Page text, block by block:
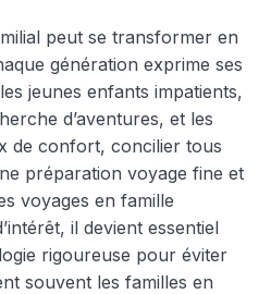
peut se transformer en
génération exprime ses
jeunes enfants impatients,
d’aventures, et les
de confort, concilier tous
préparation voyage fine et
voyages en famille
il devient essentiel
rigoureuse pour éviter
souvent les familles en